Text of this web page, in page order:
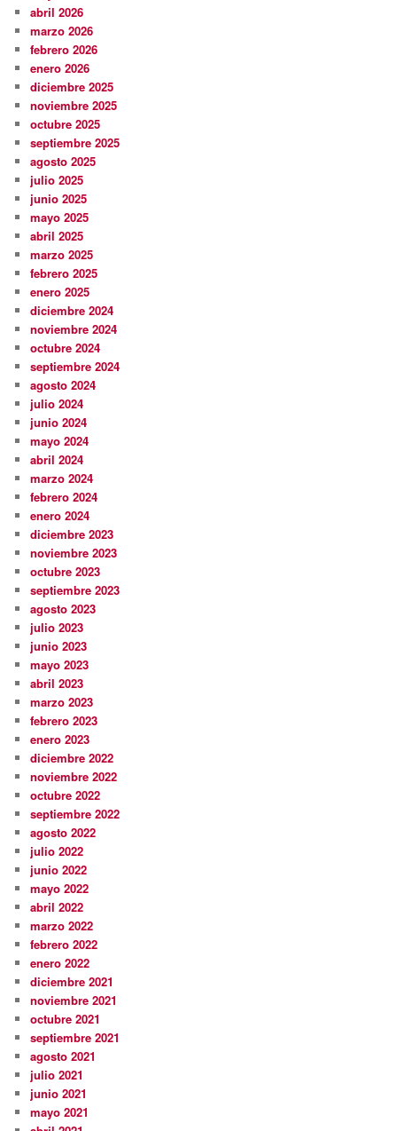
abril 2026
marzo 2026
febrero 2026
enero 2026
diciembre 2025
noviembre 2025
octubre 2025
septiembre 2025
agosto 2025
julio 2025
junio 2025
mayo 2025
abril 2025
marzo 2025
febrero 2025
enero 2025
diciembre 2024
noviembre 2024
octubre 2024
septiembre 2024
agosto 2024
julio 2024
junio 2024
mayo 2024
abril 2024
marzo 2024
febrero 2024
enero 2024
diciembre 2023
noviembre 2023
octubre 2023
septiembre 2023
agosto 2023
julio 2023
junio 2023
mayo 2023
abril 2023
marzo 2023
febrero 2023
enero 2023
diciembre 2022
noviembre 2022
octubre 2022
septiembre 2022
agosto 2022
julio 2022
junio 2022
mayo 2022
abril 2022
marzo 2022
febrero 2022
enero 2022
diciembre 2021
noviembre 2021
octubre 2021
septiembre 2021
agosto 2021
julio 2021
junio 2021
mayo 2021